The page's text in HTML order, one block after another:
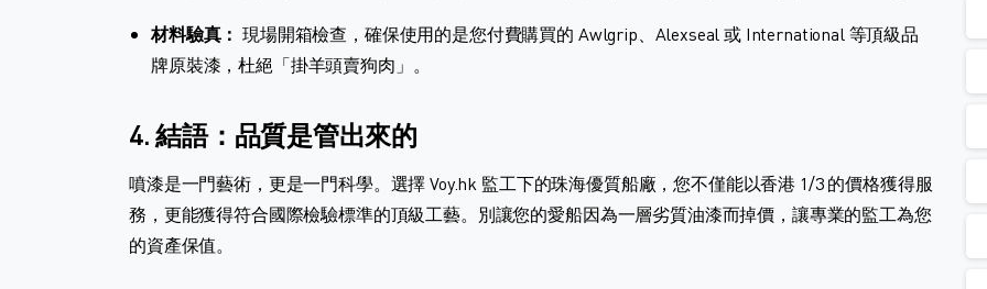
材料驗真： 現場開箱檢查，確保使用的是您付費購買的 Awlgrip、Alexseal 或 International 等頂級品
牌原裝漆，杜絕「掛羊頭賣狗肉」。
4. 結語：品質是管出來的
噴漆是一門藝術，更是一門科學。選擇 Voy.hk 監工下的珠海優質船廠，您不僅能以香港 1/3 的價格獲得服
務，更能獲得符合國際檢驗標準的頂級工藝。別讓您的愛船因為一層劣質油漆而掉價，讓專業的監工為您
的資產保值。